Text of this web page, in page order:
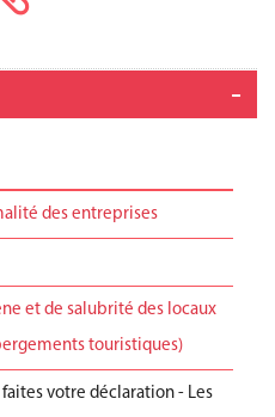
des entreprises
et de salubrité des locaux
touristiques)
votre déclaration - Les